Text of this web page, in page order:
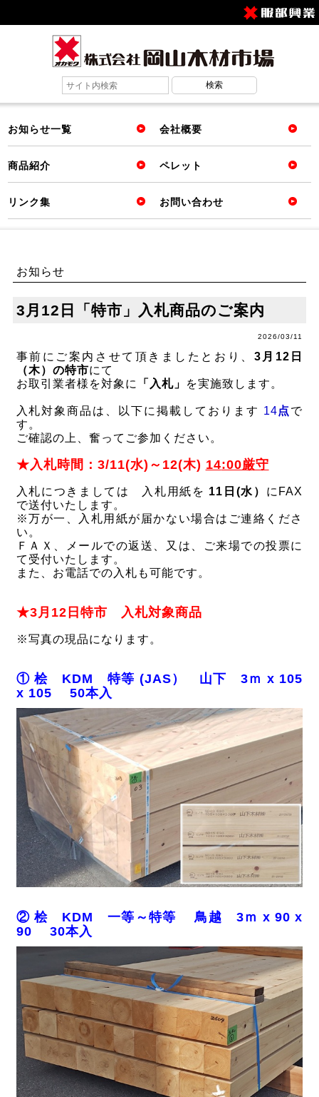
お知らせ一覧 会社概要
商品紹介 ペレット
リンク集 お問い合わせ
お知らせ
3月12日「特市」入札商品のご案内
2026/03/11
事前にご案内させて頂きましたとおり、 3月12日
（木）の特市にて
お取引業者様を対象に
「入札」 を実施致します。
入札対象商品は、以下に掲載しております 14点 で
す。
ご確認の上、奮ってご参加ください。
★入札時間：3/11(水)～12(木) 14:00厳守
入札につきましては 入札用紙を 11日(水） にFAX
で送付いたします。
※万が一、入札用紙が届かない場合はご連絡くださ
い。
ＦＡＸ、メールでの返送、又は、ご来場での投票に
て受付いたします。
また、お電話での入札も可能です。
★3月12日特市 入札対象商品
※写真の現品になります。
① 桧 KDM 特等 (JAS） 山下 3ｍ x 105
x 105 50本入
② 桧 KDM 一等～特等 鳥越 3ｍ x 90 x
90 30本入